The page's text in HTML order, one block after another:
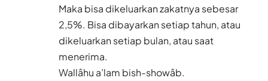
Maka bisa dikeluarkan zakatnya sebesar
2,5%. Bisa dibayarkan setiap tahun, atau
dikeluarkan setiap bulan, atau saat
menerima.
Wallâhu a’lam bish-showâb.